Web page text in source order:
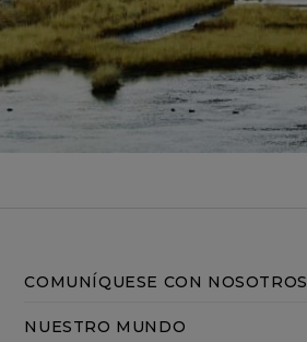
COMUNÍQUESE CON NOSOTROS
NUESTRO MUNDO